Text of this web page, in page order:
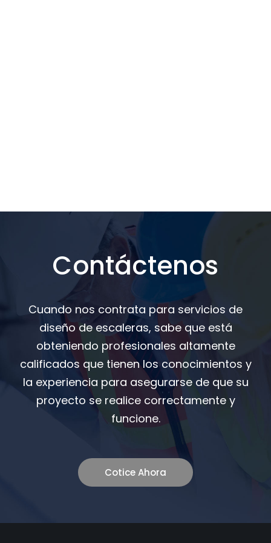
Contáctenos
Cuando nos contrata para servicios de
diseño de escaleras, sabe que está
obteniendo profesionales altamente
calificados que tienen los conocimientos y
la experiencia para asegurarse de que su
proyecto se realice correctamente y
funcione.
Cotice Ahora